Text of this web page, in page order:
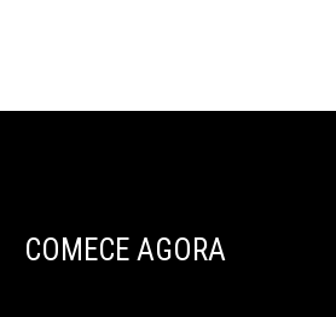
COMECE AGORA